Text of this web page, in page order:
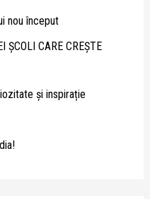
nou început
ȘCOLI CARE CREȘTE
și inspirație